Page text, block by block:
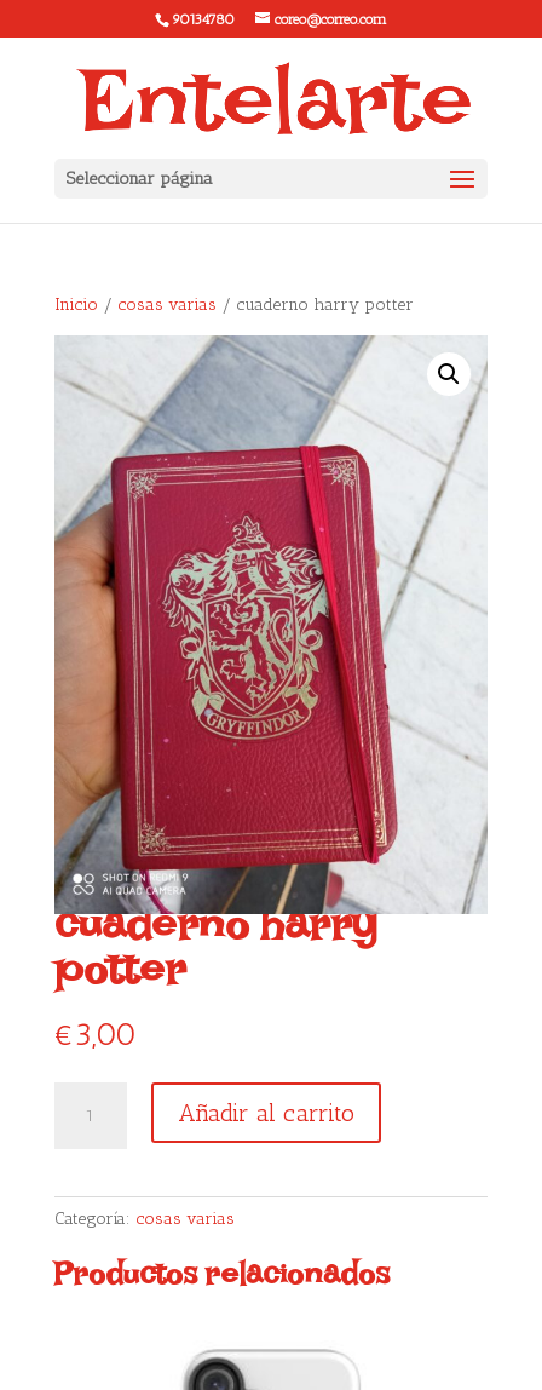
90134780 coreo@correo.com
Seleccionar página
Inicio / cosas varias / cuaderno harry potter
cuaderno harry
potter
€3,00
harry
Añadir al carrito
Categoría: cosas varias
Productos relacionados